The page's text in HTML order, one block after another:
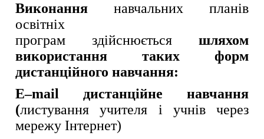
Виконання навчальних планів
освітніх
програм здійснюється шляхом
використання таких форм
дистанційного навчання:
E–mail дистанційне навчання
(листування учителя і учнів через
мережу Інтернет)